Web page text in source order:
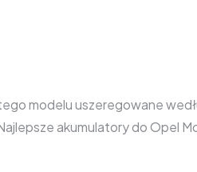
modelu uszeregowane
akumulatory do Opel